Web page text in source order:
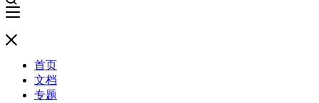
首页
文档
专题